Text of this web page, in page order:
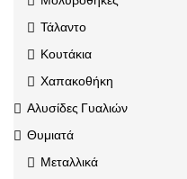
Τάλαντο
Κουτάκια
Χαπακοθήκη
Αλυσίδες Γυαλιών
Θυμιατά
Μεταλλικά